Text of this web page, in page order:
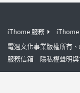
iThome 服務
電週文化事業版權所有
服務信箱
隱私權聲明